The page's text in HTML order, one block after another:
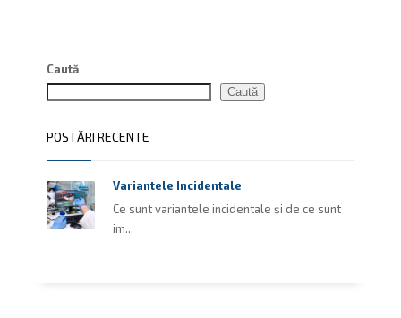
Caută
Caută
POSTĂRI RECENTE
Variantele Incidentale
Ce sunt variantele incidentale și de ce sunt
im...